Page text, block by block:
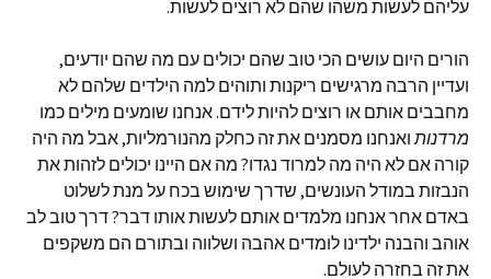
עליהם לעשות משהו שהם לא רוצים לעשות.
הורים היום עושים הכי טוב שהם יכולים עם מה שהם יודעים,
ועדיין הרבה מרגישים ריקנות ותוהים למה הילדים שלהם לא
מחבבים אותם או רוצים להיות לידם. אנחנו שומעים מילים כמו
מרדנותואנחנו מסמנים את זה כחלק מהנורמליות, אבל מה היה
קורה אם לא היה מה למרוד נגדו? מה אם היינו יכולים לזהות את
הנבזות במודל העונשים, שדרך שימוש בכח על מנת לשלוט
באדם אחר אנחנו מלמדים אותם לעשות אותו דבר? דרך טוב לב
אוהב והבנה ילדינו לומדים אהבה ושלווה ובתורם הם משקפים
את זה בחזרה לעולם.